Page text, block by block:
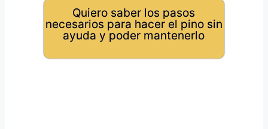
Quiero saber los pasos
necesarios para hacer el pino sin
ayuda y poder mantenerlo